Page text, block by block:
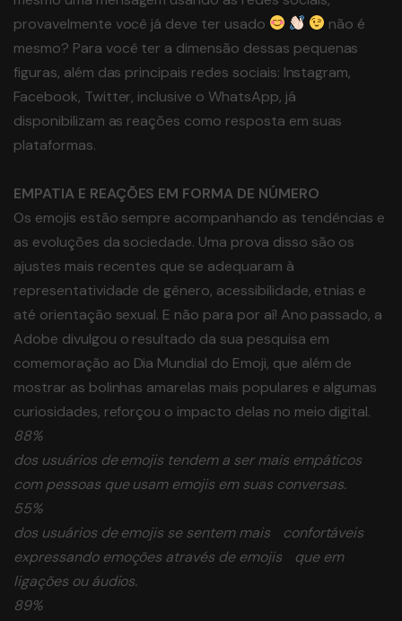
provavelmente você já deve ter usado
não é
mesmo? Para você ter a dimensão dessas pequenas
figuras, além das principais redes sociais: Instagram,
Facebook, Twitter, inclusive o WhatsApp, já
disponibilizam as reações como resposta em suas
plataformas.
EMPATIA E REAÇÕES EM FORMA DE NÚMERO
Os emojis estão sempre acompanhando as tendências e
as evoluções da sociedade. Uma prova disso são os
ajustes mais recentes que se adequaram à
representatividade de gênero, acessibilidade, etnias e
até orientação sexual. E não para por aí! Ano passado, a
Adobe divulgou o resultado da sua pesquisa em
comemoração ao Dia Mundial do Emoji, que além de
mostrar as bolinhas amarelas mais populares e algumas
curiosidades, reforçou o impacto delas no meio digital.
88%
dos usuários de emojis tendem a ser mais empáticos
com pessoas que usam emojis em suas conversas.
55%
dos usuários de emojis se sentem mais confortáveis
expressando emoções através de emojis que em
ligações ou áudios.
89%